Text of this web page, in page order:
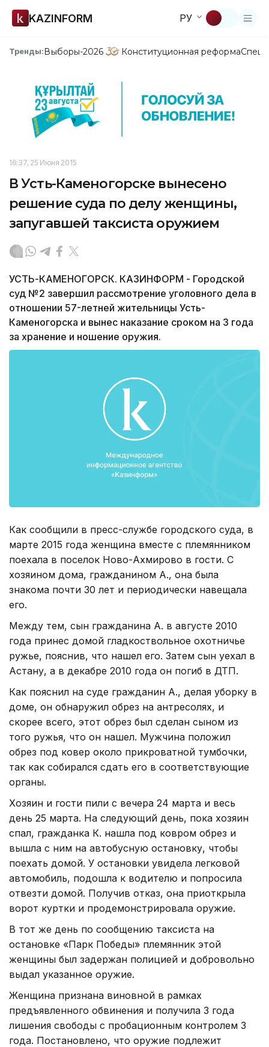
KAZINFORM РУ
Тренды:Выборы-2026 Конституционная реформа
16:37, 25 Июня 2015
В Усть-Каменогорске вынесено
решение суда по делу женщины,
запугавшей таксиста оружием
УСТЬ-КАМЕНОГОРСК. КАЗИНФОРМ - Городской
суд №2 завершил рассмотрение уголовного дела в
отношении 57-летней жительницы Усть-
Каменогорска и вынес наказание сроком на 3 года
за хранение и ношение оружия.
Как сообщили в пресс-службе городского суда, в
марте 2015 года женщина вместе с племянником
поехала в поселок Ново-Ахмирово в гости. С
хозяином дома, гражданином А., она была
знакома почти 30 лет и периодически навещала
его.
Между тем, сын гражданина А. в августе 2010
года принес домой гладкоствольное охотничье
ружье, пояснив, что нашел его. Затем сын уехал в
Астану, а в декабре 2010 года он погиб в ДТП.
Как пояснил на суде гражданин А., делая уборку в
доме, он обнаружил обрез на антресолях, и
скорее всего, этот обрез был сделан сыном из
того ружья, что он нашел. Мужчина положил
обрез под ковер около прикроватной тумбочки,
так как собирался сдать его в соответствующие
органы.
Хозяин и гости пили с вечера 24 марта и весь
день 25 марта. На следующий день, пока хозяин
спал, гражданка К. нашла под ковром обрез и
вышла с ним на автобусную остановку, чтобы
поехать домой. У остановки увидела легковой
автомобиль, подошла к водителю и попросила
отвезти домой. Получив отказ, она приоткрыла
ворот куртки и продемонстрировала оружие.
В тот же день по сообщению таксиста на
остановке «Парк Победы» племянник этой
женщины был задержан полицией и добровольно
выдал указанное оружие.
Женщина признана виновной в рамках
предъявленного обвинения и получила 3 года
лишения свободы с пробационным контролем 3
года. Постановлено, что оружие подлежит